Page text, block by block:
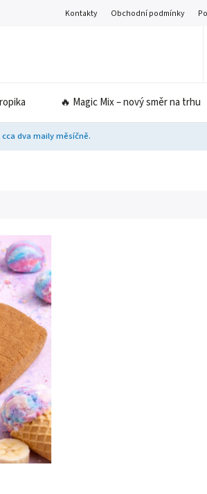
Kontakty Obchodní podmínky
🔥 Magic Mix – nový směr na trhu
dva maily měsíčně.